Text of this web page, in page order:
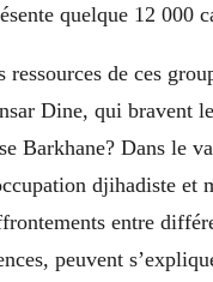
quelque 12 000
ressources de ces
Dine, qui bravent
Barkhane? Dans le
djihadiste et
entre
peuvent